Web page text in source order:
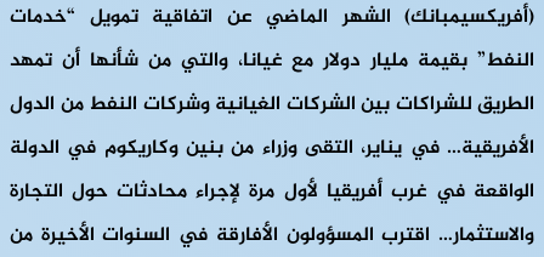
(أفريكسيمبانك) الشهر الماضي عن اتفاقية تمويل “خدمات
النفط” بقيمة مليار دولار مع غيانا، والتي من شأنها أن تمهد
الطريق للشراكات بين الشركات الغيانية وشركات النفط من الدول
الأفريقية… في يناير، التقى وزراء من بنين وكاريكوم في الدولة
الواقعة في غرب أفريقيا لأول مرة لإجراء محادثات حول التجارة
والاستثمار… اقترب المسؤولون الأفارقة في السنوات الأخيرة من